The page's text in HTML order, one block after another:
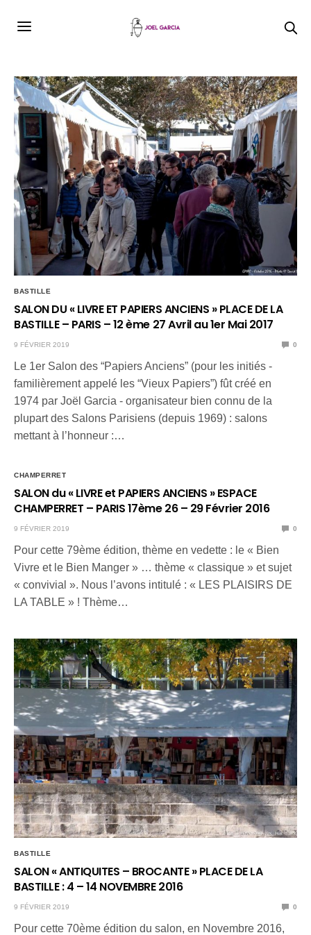
BASTILLE
SALON DU « LIVRE ET PAPIERS ANCIENS » PLACE DE LA
BASTILLE – PARIS – 12 ème 27 Avril au 1er Mai 2017
9 FÉVRIER 2019 0
Le 1er Salon des “Papiers Anciens” (pour les initiés -
familièrement appelé les “Vieux Papiers”) fût créé en
1974 par Joël Garcia - organisateur bien connu de la
plupart des Salons Parisiens (depuis 1969) : salons
mettant à l’honneur :…
CHAMPERRET
SALON du « LIVRE et PAPIERS ANCIENS » ESPACE
CHAMPERRET – PARIS 17ème 26 – 29 Février 2016
9 FÉVRIER 2019 0
Pour cette 79ème édition, thème en vedette : le « Bien
Vivre et le Bien Manger » … thème « classique » et sujet
« convivial ». Nous l’avons intitulé : « LES PLAISIRS DE
LA TABLE » ! Thème…
BASTILLE
SALON « ANTIQUITES – BROCANTE » PLACE DE LA
BASTILLE : 4 – 14 NOVEMBRE 2016
9 FÉVRIER 2019 0
Pour cette 70ème édition du salon, en Novembre 2016,